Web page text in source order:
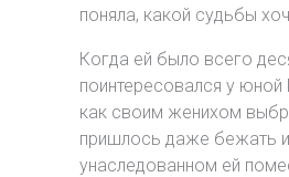
поняла, какой судьбы
Когда ей было всего
поинтересовался у юной
как своим женихом
пришлось даже бежать
унаследованном ей